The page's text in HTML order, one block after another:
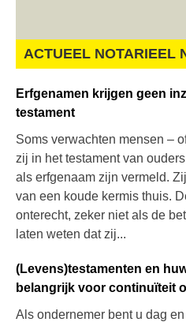
ACTUEEL NOTARIEEL
Erfgenamen krijgen geen
testament
Soms verwachten mensen –
zij in het testament van
als erfgenaam zijn vermeld.
van een koude kermis thuis.
onterecht, zeker niet als de
laten weten dat zij...
(Levens)testamenten en
belangrijk voor continuïteit
Als ondernemer bent u dag